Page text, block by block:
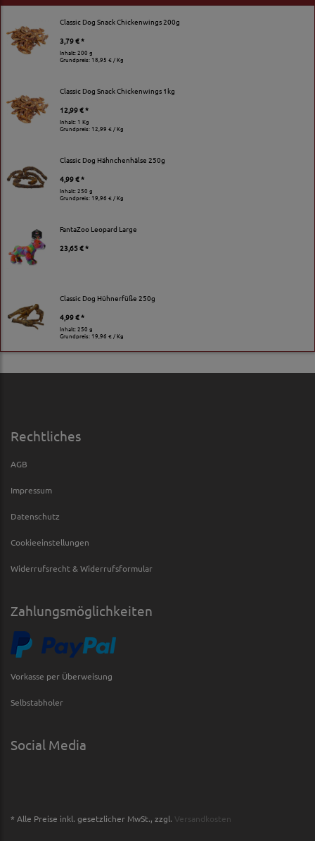
Classic Dog Snack Chickenwings 200g
3,79 € *
Inhalt: 200 g
Grundpreis:18,95 € / Kg
Classic Dog Snack Chickenwings 1kg
12,99 € *
Inhalt: 1 Kg
Grundpreis: 12,99 € / Kg
Classic Dog Hähnchenhälse 250g
4,99 € *
Inhalt: 250 g
Grundpreis:19,96 € / Kg
FantaZoo Leopard Large
23,65 € *
Classic Dog Hühnerfüße 250g
4,99 € *
Inhalt: 250 g
Grundpreis:19,96 € / Kg
Rechtliches
AGB
Impressum
Datenschutz
Cookieeinstellungen
Widerrufsrecht & Widerrufsformular
Zahlungsmöglichkeiten
Vorkasse per Überweisung
Selbstabholer
Social Media
* Alle Preise inkl. gesetzlicher MwSt., zzgl. Versandkosten